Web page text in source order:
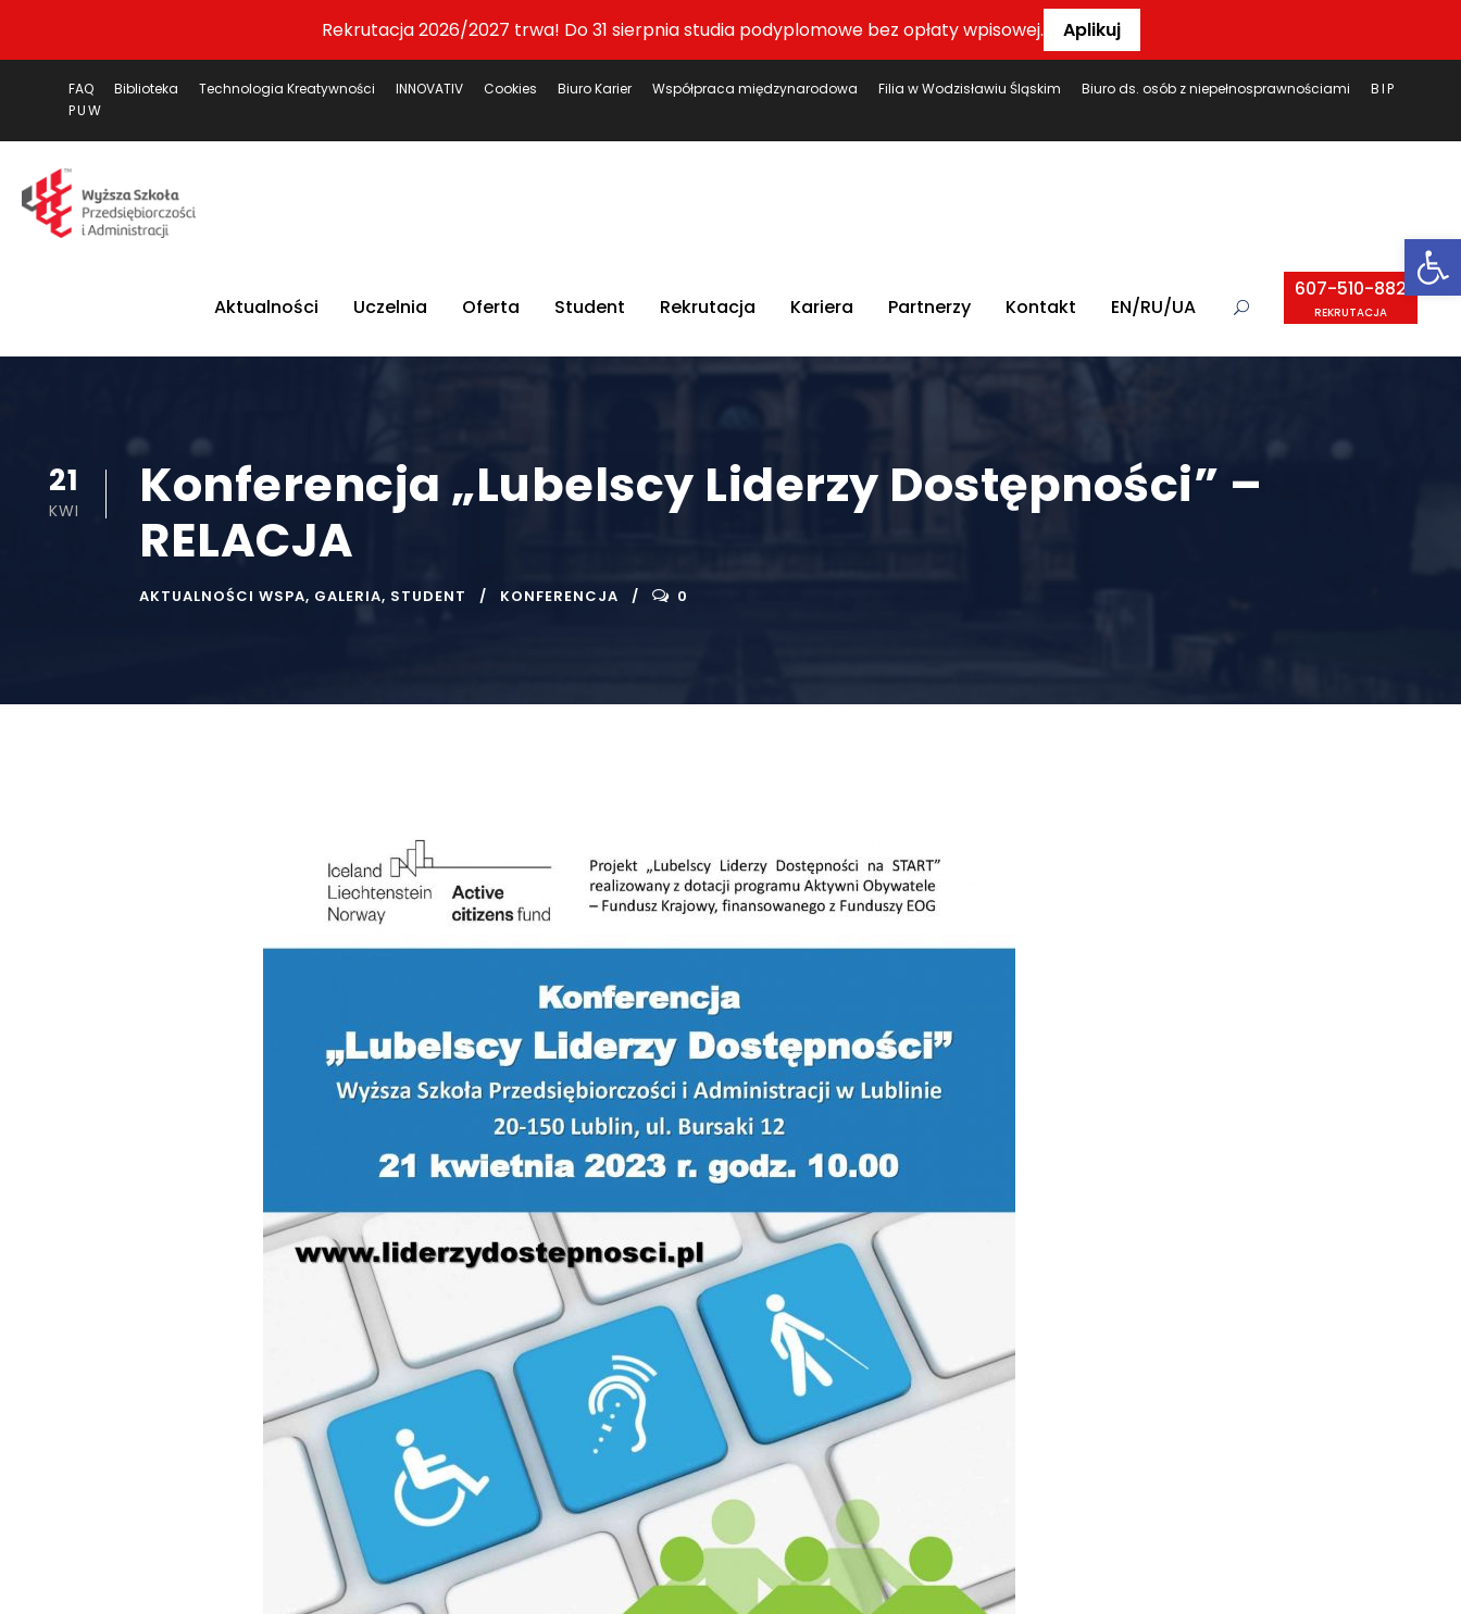
Rekrutacja 2026/2027 trwa! Do 31 sierpnia studia podyplomowe bez opłaty wpisowej. Aplikuj
FAQ Biblioteka Technologia Kreatywności INNOVATIV Cookies Biuro Karier Współpraca międzynarodowa Filia w Wodzisławiu Śląskim Biuro ds. osób z niepełnosprawnościami
BIP
PUW
Aktualności Uczelnia Oferta Student Rekrutacja Kariera Partnerzy Kontakt EN/RU/UA
607-510-882
REKRUTACJA
21
KWI
Konferencja „Lubelscy Liderzy Dostępności” –
RELACJA
AKTUALNOŚCI WSPA, GALERIA, STUDENT KONFERENCJA 0